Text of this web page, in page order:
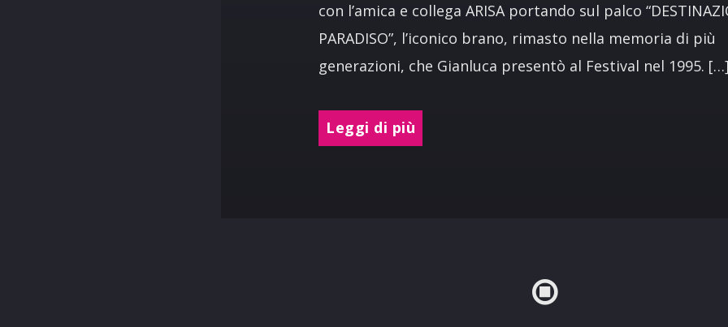
con l’amica e collega ARISA portando sul palco
PARADISO”, l’iconico brano, rimasto nella memoria di più
generazioni, che Gianluca presentò al Festival nel 1995.
Leggi di più